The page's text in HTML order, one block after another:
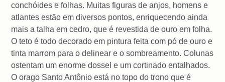
conchóides e folhas. Muitas figuras de anjos, homens e
atlantes estão em diversos pontos, enriquecendo ainda
mais a talha em cedro, que é revestida de ouro em folha.
O teto é todo decorado em pintura feita com pó de ouro e
tinta marrom para o delinear e o sombreamento. Colunas
ostentam um enorme dossel e um cortinado entalhados.
O orago Santo Antônio está no topo do trono que é